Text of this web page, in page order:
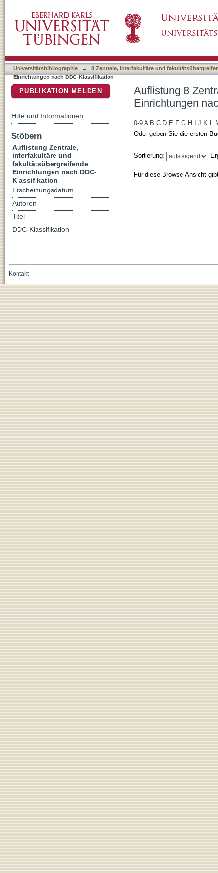
Klassifikation
Universitätsbibliographie →
8 Zentrale, interfakultäre und
Einrichtungen nach DDC-Klassifikation
Auflistung 8
Einrichtungen
0-9 A B C D E F G H J K L
Oder geben Sie die ersten
Sortierung:
Für diese Browse-Ansicht
PUBLIKATION MELDEN
Hilfe und Informationen
Stöbern
Auflistung Zentrale,
interfakultäre und
fakultätsübergreifende
Einrichtungen nach DDC-
Klassifikation
Erscheinungsdatum
Autoren
Titel
DDC-Klassifikation
Kontakt